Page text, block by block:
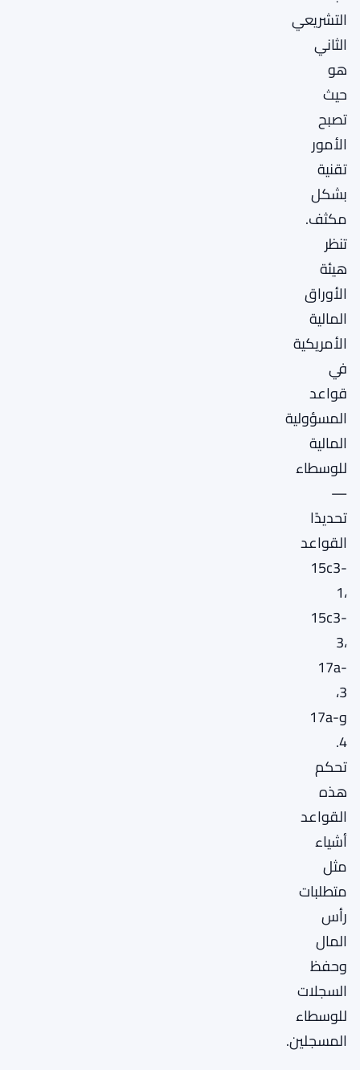
التشريعي
الثاني
هو
حيث
تصبح
الأمور
تقنية
بشكل
مكثف.
تنظر
هيئة
الأوراق
المالية
الأمريكية
في
قواعد
المسؤولية
المالية
للوسطاء
—
تحديدًا
القواعد
15c3-
1،
15c3-
3،
17a-
3،
و17a-
4.
تحكم
هذه
القواعد
أشياء
مثل
متطلبات
رأس
المال
وحفظ
السجلات
للوسطاء
المسجلين.